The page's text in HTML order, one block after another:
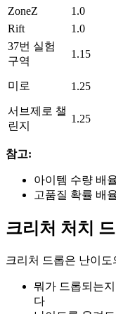
ZoneZ
1.0
Rift
1.0
37번 실험
구역
1.15
미로 1.25
서브제로 챌
린지
1.25
참고:
아이템 수량 배
고품질 확률 배
크리처 처치
크리처 드롭은 난이도
뭐가 드롭되는
다